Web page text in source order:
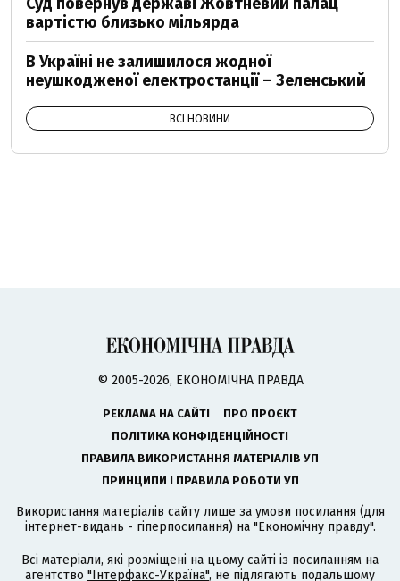
вартістю близько мільярда
В Україні не залишилося жодної
неушкодженої електростанції – Зеленський
ВСІ НОВИНИ
© 2005-2026, ЕКОНОМІЧНА ПРАВДА
РЕКЛАМА НА САЙТІ
ПРО ПРОЄКТ
ПОЛІТИКА КОНФІДЕНЦІЙНОСТІ
ПРАВИЛА ВИКОРИСТАННЯ МАТЕРІАЛІВ УП
ПРИНЦИПИ І ПРАВИЛА РОБОТИ УП
Використання матеріалів сайту лише за умови посилання (для
інтернет-видань - гіперпосилання) на "Економічну правду".
Всі матеріали, які розміщені на цьому сайті із посиланням на
агентство "Інтерфакс-Україна", не підлягають подальшому